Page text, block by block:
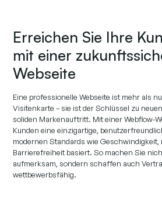
Erreichen Sie Ihre
mit einer
Webseite
Eine professionelle Webseite ist mehr als
Visitenkarte – sie ist der Schlüssel zu
soliden Markenauftritt. Mit einer Webflow-
Kunden eine einzigartige,
modernen Standards wie Geschwindigkeit,
Barrierefreiheit basiert. So machen Sie
aufmerksam, sondern schaffen auch
wettbewerbsfähig.